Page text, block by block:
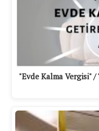
"Evde Kalma Vergisi"